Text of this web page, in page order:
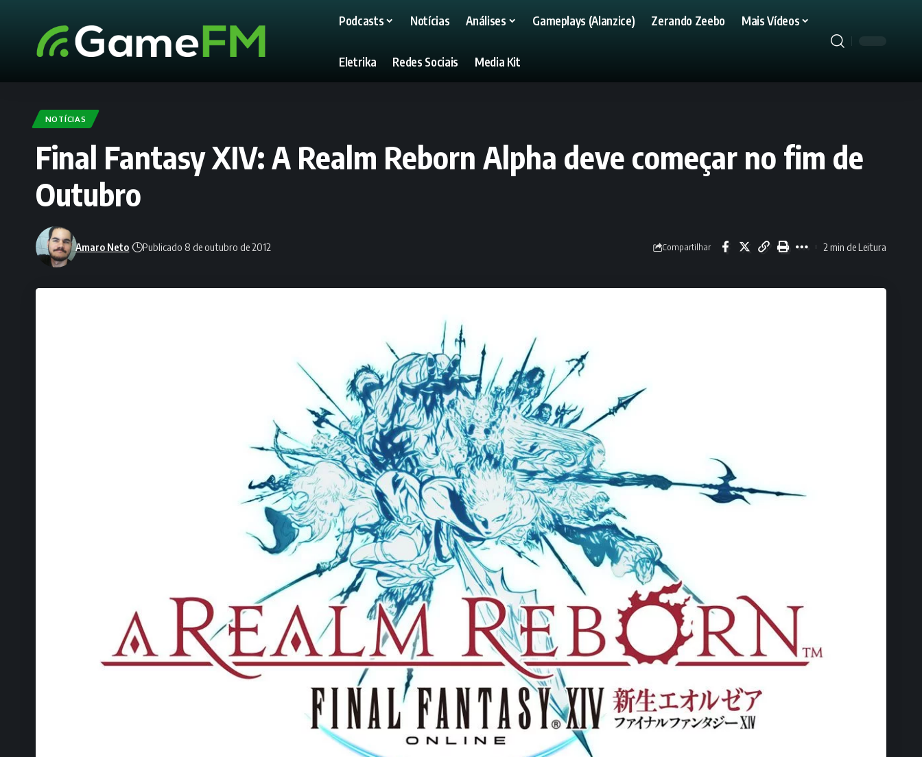
Podcasts Notícias Análises Gameplays (Alanzice) Zerando Zeebo Mais Vídeos
Eletrika Redes Sociais Media Kit
NOTÍCIAS
Final Fantasy XIV: A Realm Reborn Alpha deve começar no fim de
Outubro
Amaro Neto Publicado 8 de outubro de 2012 Compartilhar 2 min de Leitura